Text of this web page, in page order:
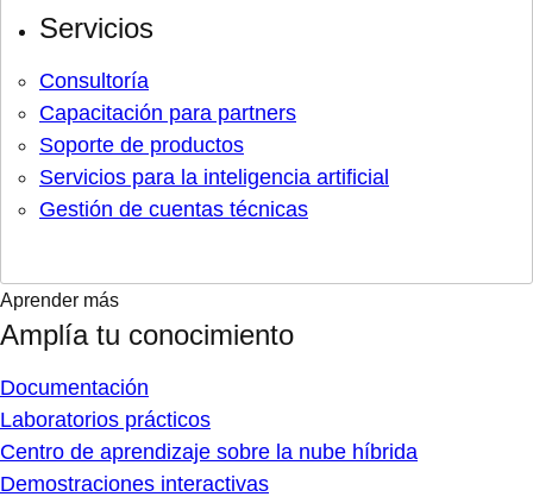
Servicios
Consultoría
Capacitación para partners
Soporte de productos
Servicios para la inteligencia artificial
Gestión de cuentas técnicas
Aprender más
Amplía tu conocimiento
Documentación
Laboratorios prácticos
Centro de aprendizaje sobre la nube híbrida
Demostraciones interactivas